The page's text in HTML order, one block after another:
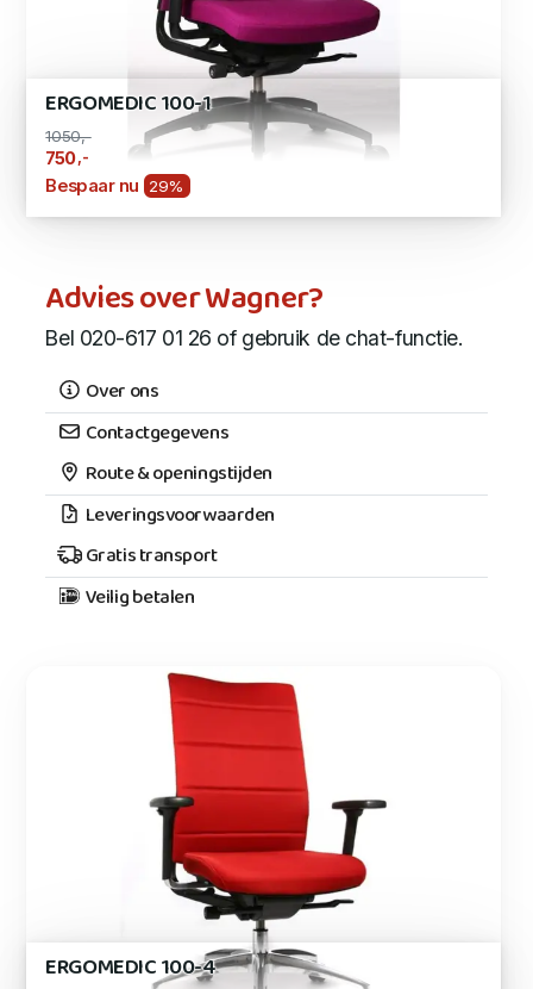
ERGOMEDIC 100-1
1050,-
750 ,-
Bespaar nu 29%
Advies over Wagner?
Bel 020-617 01 26 of gebruik de chat-functie.
Over ons
Contactgegevens
Route & openingstijden
Leveringsvoorwaarden
Gratis transport
Veilig betalen
ERGOMEDIC 100-4